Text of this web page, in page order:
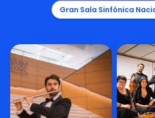
Gran Sala Sinfónica